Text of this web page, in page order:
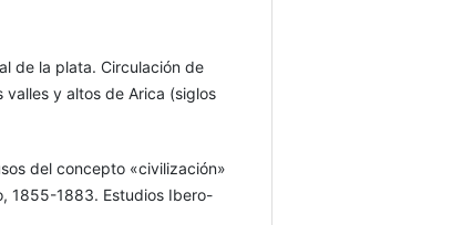
de la plata. Circulación de
valles y altos de Arica (siglos
del concepto «civilización»
1855-1883. Estudios Ibero-